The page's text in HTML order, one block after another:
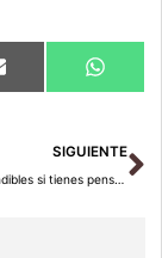
Compartir
en
Email
en
SIGUIENTE
9 planes imprescindibles si tienes pensado viajar a Ibiza